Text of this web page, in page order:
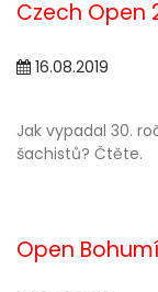
Czech Open
16.08.2019
Jak vypadal 30.
šachistů? Čtěte.
Open